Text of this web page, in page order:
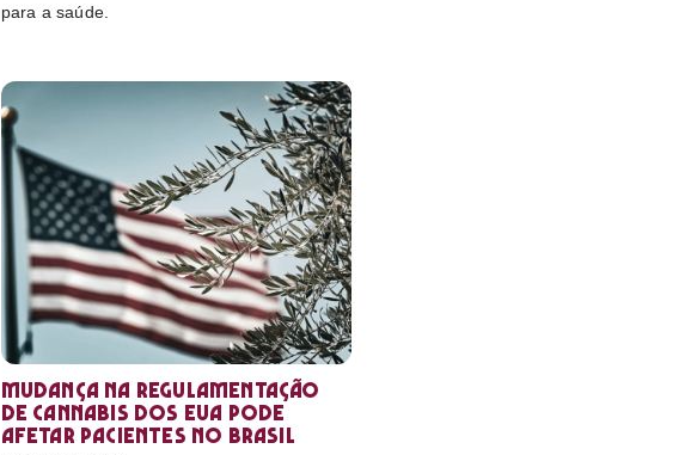
para a saúde.
Mudança na regulamentação
de cannabis dos EUA pode
afetar pacientes no Brasil